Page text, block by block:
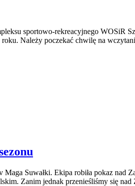
sportowo-rekreacyjnego WOSiR
Należy poczekać chwilę na
Maga Suwałki. Ekipa robiła pokaz
Zanim jednak przenieśliśmy się